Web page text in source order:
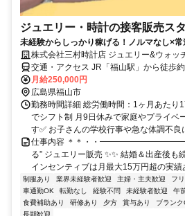
ジュエリー・時計の接客販売ス
未経験からしっかり稼げる！ノルマなし×
株式会社三村時計店 ジュエリー&ウォッ
交通・アクセス JR「福山駅」から徒歩
月給250,000円
広島県福山市
勤務時間詳細 総労働時間：1ヶ月あた
でシフト制 月9日休みで家庭やプライベ
す✅ お子さんの学校行事や急な体調不良
仕事内容 ＊＊・・━━━━━━━━━━━
る” ジュエリー販売 ✨✨ 結婚＆出産後も
インセンティブは月最大15万円超の実
制服あり 業界未経験者歓迎 主婦・主夫歓迎 フ
車通勤OK
転勤なし 経験不問 未経験者歓迎 午
食費補助あり
研修あり 夕方 賞与あり ブランク
長期歓迎